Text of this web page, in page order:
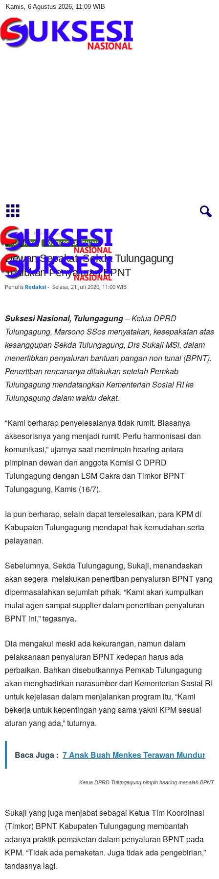
Kamis, 6 Agustus 2026, 11:09 WIB
Beranda Kediri Raya
KEDIRI RAYA POLITIK PEMERINTAHAN
Dewan Sepakat, Sekda Tulungagung
Tertibkan Penyaluran BPNT
Penulis Redaksi - Selasa, 21 Juli 2020, 11:00 WIB
Suksesi Nasional, Tulungagung– Ketua DPRD
Tulungagung, Marsono SSos menyatakan, kesepakatan atas
kesanggupan Sekda Tulungagung, Drs Sukaji MSi, dalam
menertibkan penyaluran bantuan pangan non tunai (BPNT).
Penertiban rencananya dilakukan setelah Pemkab
Tulungagung mendatangkan Kementerian Sosial RI ke
Tulungagung dalam waktu dekat.
“Kami berharap penyelesaianya tidak rumit. Biasanya
aksesorisnya yang menjadi rumit. Perlu harmonisasi dan
komunikasi,” ujarnya saat memimpin hearing antara
pimpinan dewan dan anggota Komisi C DPRD
Tulungagung dengan LSM Cakra dan Timkor BPNT
Tulungagung, Kamis (16/7).
Ia pun berharap, selain dapat terselesaikan, para KPM di
Kabupaten Tulungagung mendapat hak kemudahan serta
pelayanan.
Sebelumnya, Sekda Tulungagung, Sukaji, menandaskan
akan segera melakukan penertiban penyaluran BPNT yang
dipermasalahkan sejumlah pihak. “Kami akan kumpulkan
mulai agen sampai supplier dalam penertiban penyaluran
BPNT ini,” tegasnya.
Dia mengakui meski ada kekurangan, namun dalam
pelaksanaan penyaluran BPNT kedepan harus ada
perbaikan. Bahkan disebutkannya Pemkab Tulungagung
akan menghadirkan narasumber dari Kementerian Sosial RI
untuk kejelasan dalam menjalankan program itu. “Kami
bekerja untuk kepentingan yang sama yakni KPM sesuai
aturan yang ada,” tuturnya.
Baca Juga : 7 Anak Buah Menkes Terawan Mundur
Ketua DPRD Tulungagung pimpin hearing masalah BPNT
Sukaji yang juga menjabat sebagai Ketua Tim Koordinasi
(Timkor) BPNT Kabupaten Tulungagung membantah
adanya praktik pemaketan dalam penyaluran BPNT pada
KPM. “Tidak ada pemaketan. Juga tidak ada pengebirian,”
tandasnya lagi.